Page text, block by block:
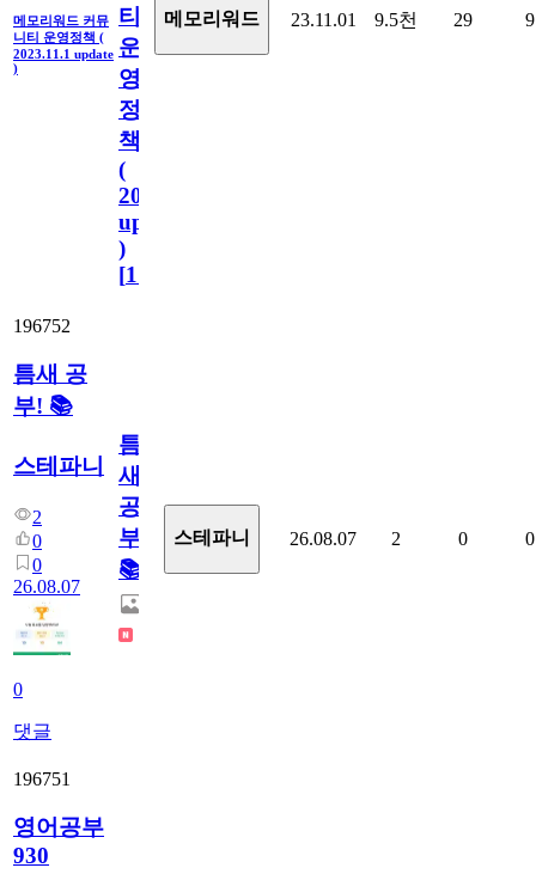
메모리워드 커뮤
니티 운영정책 (
2023.11.1 update
)
티
운
영
정
책
(
2023.11.1
update
)
[110
메모리워드 23.11.01 9.5천 29 9
196752
틈새 공
부! 📚
스테파니
2
0
0
26.08.07
0
댓글
틈
새
공
부!
📚
스테파니 26.08.07 2 0 0
196751
영어공부
930